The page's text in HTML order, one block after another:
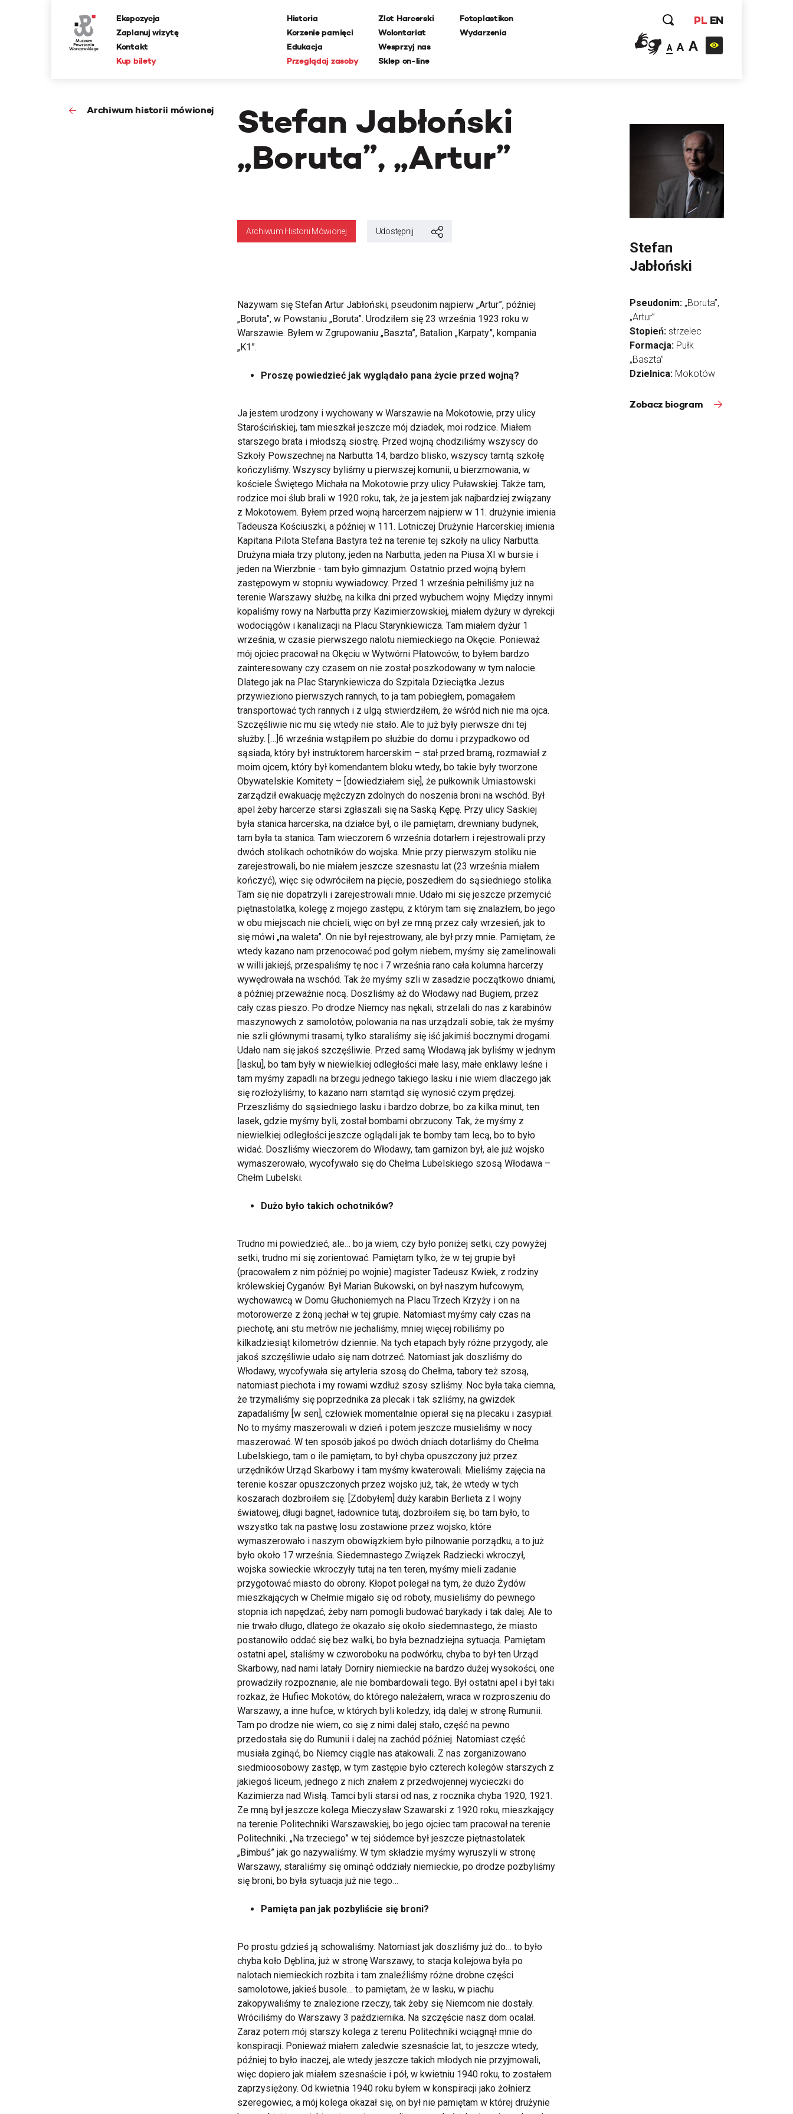
Ekspozycja
Zaplanuj wizytę
Kontakt
Kup bilety
Historia
Korzenie pamięci
Edukacja
Przeglądaj zasoby
Zlot Harcerski
Wolontariat
Wesprzyj nas
Sklep on-line
Fotoplastikon
Wydarzenia
PL EN
A A A
Archiwum historii mówionej
Stefan Jabłoński
„Boruta”, „Artur”
Archiwum Historii Mówionej Udostępnij
Nazywam się Stefan Artur Jabłoński, pseudonim najpierw „Artur”, później
„Boruta”, w Powstaniu „Boruta”. Urodziłem się 23 września 1923 roku w
Warszawie. Byłem w Zgrupowaniu „Baszta”, Batalion „Karpaty”, kompania
„K1”.
Proszę powiedzieć jak wyglądało pana życie przed wojną?
Ja jestem urodzony i wychowany w Warszawie na Mokotowie, przy ulicy
Starościńskiej, tam mieszkał jeszcze mój dziadek, moi rodzice. Miałem
starszego brata i młodszą siostrę. Przed wojną chodziliśmy wszyscy do
Szkoły Powszechnej na Narbutta 14, bardzo blisko, wszyscy tamtą szkołę
kończyliśmy. Wszyscy byliśmy u pierwszej komunii, u bierzmowania, w
kościele Świętego Michała na Mokotowie przy ulicy Puławskiej. Także tam,
rodzice moi ślub brali w 1920 roku, tak, że ja jestem jak najbardziej związany
z Mokotowem. Byłem przed wojną harcerzem najpierw w 11. drużynie imienia
Tadeusza Kościuszki, a później w 111. Lotniczej Drużynie Harcerskiej imienia
Kapitana Pilota Stefana Bastyra też na terenie tej szkoły na ulicy Narbutta.
Drużyna miała trzy plutony, jeden na Narbutta, jeden na Piusa XI w bursie i
jeden na Wierzbnie - tam było gimnazjum. Ostatnio przed wojną byłem
zastępowym w stopniu wywiadowcy. Przed 1 września pełniliśmy już na
terenie Warszawy służbę, na kilka dni przed wybuchem wojny. Między innymi
kopaliśmy rowy na Narbutta przy Kazimierzowskiej, miałem dyżury w dyrekcji
wodociągów i kanalizacji na Placu Starynkiewicza. Tam miałem dyżur 1
września, w czasie pierwszego nalotu niemieckiego na Okęcie. Ponieważ
mój ojciec pracował na Okęciu w Wytwórni Płatowców, to byłem bardzo
zainteresowany czy czasem on nie został poszkodowany w tym nalocie.
Dlatego jak na Plac Starynkiewicza do Szpitala Dzieciątka Jezus
przywieziono pierwszych rannych, to ja tam pobiegłem, pomagałem
transportować tych rannych i z ulgą stwierdziłem, że wśród nich nie ma ojca.
Szczęśliwie nic mu się wtedy nie stało. Ale to już były pierwsze dni tej
służby. […]6 września wstąpiłem po służbie do domu i przypadkowo od
sąsiada, który był instruktorem harcerskim – stał przed bramą, rozmawiał z
moim ojcem, który był komendantem bloku wtedy, bo takie były tworzone
Obywatelskie Komitety – [dowiedziałem się], że pułkownik Umiastowski
zarządził ewakuację mężczyzn zdolnych do noszenia broni na wschód. Był
apel żeby harcerze starsi zgłaszali się na Saską Kępę. Przy ulicy Saskiej
była stanica harcerska, na działce był, o ile pamiętam, drewniany budynek,
tam była ta stanica. Tam wieczorem 6 września dotarłem i rejestrowali przy
dwóch stolikach ochotników do wojska. Mnie przy pierwszym stoliku nie
zarejestrowali, bo nie miałem jeszcze szesnastu lat (23 września miałem
kończyć), więc się odwróciłem na pięcie, poszedłem do sąsiedniego stolika.
Tam się nie dopatrzyli i zarejestrowali mnie. Udało mi się jeszcze przemycić
piętnastolatka, kolegę z mojego zastępu, z którym tam się znalazłem, bo jego
w obu miejscach nie chcieli, więc on był ze mną przez cały wrzesień, jak to
się mówi „na waleta”. On nie był rejestrowany, ale był przy mnie. Pamiętam, że
wtedy kazano nam przenocować pod gołym niebem, myśmy się zamelinowali
w willi jakiejś, przespaliśmy tę noc i 7 września rano cała kolumna harcerzy
wywędrowała na wschód. Tak że myśmy szli w zasadzie początkowo dniami,
a później przeważnie nocą. Doszliśmy aż do Włodawy nad Bugiem, przez
cały czas pieszo. Po drodze Niemcy nas nękali, strzelali do nas z karabinów
maszynowych z samolotów, polowania na nas urządzali sobie, tak że myśmy
nie szli głównymi trasami, tylko staraliśmy się iść jakimiś bocznymi drogami.
Udało nam się jakoś szczęśliwie. Przed samą Włodawą jak byliśmy w jednym
[lasku], bo tam były w niewielkiej odległości małe lasy, małe enklawy leśne i
tam myśmy zapadli na brzegu jednego takiego lasku i nie wiem dlaczego jak
się rozłożyliśmy, to kazano nam stamtąd się wynosić czym prędzej.
Przeszliśmy do sąsiedniego lasku i bardzo dobrze, bo za kilka minut, ten
lasek, gdzie myśmy byli, został bombami obrzucony. Tak, że myśmy z
niewielkiej odległości jeszcze oglądali jak te bomby tam lecą, bo to było
widać. Doszliśmy wieczorem do Włodawy, tam garnizon był, ale już wojsko
wymaszerowało, wycofywało się do Chełma Lubelskiego szosą Włodawa –
Chełm Lubelski.
Dużo było takich ochotników?
Trudno mi powiedzieć, ale… bo ja wiem, czy było poniżej setki, czy powyżej
setki, trudno mi się zorientować. Pamiętam tylko, że w tej grupie był
(pracowałem z nim później po wojnie) magister Tadeusz Kwiek, z rodziny
królewskiej Cyganów. Był Marian Bukowski, on był naszym hufcowym,
wychowawcą w Domu Głuchoniemych na Placu Trzech Krzyży i on na
motorowerze z żoną jechał w tej grupie. Natomiast myśmy cały czas na
piechotę, ani stu metrów nie jechaliśmy, mniej więcej robiliśmy po
kilkadziesiąt kilometrów dziennie. Na tych etapach były różne przygody, ale
jakoś szczęśliwie udało się nam dotrzeć. Natomiast jak doszliśmy do
Włodawy, wycofywała się artyleria szosą do Chełma, tabory też szosą,
natomiast piechota i my rowami wzdłuż szosy szliśmy. Noc była taka ciemna,
że trzymaliśmy się poprzednika za plecak i tak szliśmy, na gwizdek
zapadaliśmy [w sen], człowiek momentalnie opierał się na plecaku i zasypiał.
No to myśmy maszerowali w dzień i potem jeszcze musieliśmy w nocy
maszerować. W ten sposób jakoś po dwóch dniach dotarliśmy do Chełma
Lubelskiego, tam o ile pamiętam, to był chyba opuszczony już przez
urzędników Urząd Skarbowy i tam myśmy kwaterowali. Mieliśmy zajęcia na
terenie koszar opuszczonych przez wojsko już, tak, że wtedy w tych
koszarach dozbroiłem się. [Zdobyłem] duży karabin Berlieta z I wojny
światowej, długi bagnet, ładownice tutaj, dozbroiłem się, bo tam było, to
wszystko tak na pastwę losu zostawione przez wojsko, które
wymaszerowało i naszym obowiązkiem było pilnowanie porządku, a to już
było około 17 września. Siedemnastego Związek Radziecki wkroczył,
wojska sowieckie wkroczyły tutaj na ten teren, myśmy mieli zadanie
przygotować miasto do obrony. Kłopot polegał na tym, że dużo Żydów
mieszkających w Chełmie migało się od roboty, musieliśmy do pewnego
stopnia ich napędzać, żeby nam pomogli budować barykady i tak dalej. Ale to
nie trwało długo, dlatego że okazało się około siedemnastego, że miasto
postanowiło oddać się bez walki, bo była beznadziejna sytuacja. Pamiętam
ostatni apel, staliśmy w czworoboku na podwórku, chyba to był ten Urząd
Skarbowy, nad nami latały Dorniry niemieckie na bardzo dużej wysokości, one
prowadziły rozpoznanie, ale nie bombardowali tego. Był ostatni apel i był taki
rozkaz, że Hufiec Mokotów, do którego należałem, wraca w rozproszeniu do
Warszawy, a inne hufce, w których byli koledzy, idą dalej w stronę Rumunii.
Tam po drodze nie wiem, co się z nimi dalej stało, część na pewno
przedostała się do Rumunii i dalej na zachód później. Natomiast część
musiała zginąć, bo Niemcy ciągle nas atakowali. Z nas zorganizowano
siedmioosobowy zastęp, w tym zastępie było czterech kolegów starszych z
jakiegoś liceum, jednego z nich znałem z przedwojennej wycieczki do
Kazimierza nad Wisłą. Tamci byli starsi od nas, z rocznika chyba 1920, 1921.
Ze mną był jeszcze kolega Mieczysław Szawarski z 1920 roku, mieszkający
na terenie Politechniki Warszawskiej, bo jego ojciec tam pracował na terenie
Politechniki. „Na trzeciego” w tej siódemce był jeszcze piętnastolatek
„Bimbuś” jak go nazywaliśmy. W tym składzie myśmy wyruszyli w stronę
Warszawy, staraliśmy się ominąć oddziały niemieckie, po drodze pozbyliśmy
się broni, bo była sytuacja już nie tego…
Pamięta pan jak pozbyliście się broni?
Po prostu gdzieś ją schowaliśmy. Natomiast jak doszliśmy już do… to było
chyba koło Dęblina, już w stronę Warszawy, to stacja kolejowa była po
nalotach niemieckich rozbita i tam znaleźliśmy różne drobne części
samolotowe, jakieś busole… to pamiętam, że w lasku, w piachu
zakopywaliśmy te znalezione rzeczy, tak żeby się Niemcom nie dostały.
Wróciliśmy do Warszawy 3 października. Na szczęście nasz dom ocalał.
Zaraz potem mój starszy kolega z terenu Politechniki wciągnął mnie do
konspiracji. Ponieważ miałem zaledwie szesnaście lat, to jeszcze wtedy,
później to było inaczej, ale wtedy jeszcze takich młodych nie przyjmowali,
więc dopiero jak miałem szesnaście i pół, w kwietniu 1940 roku, to zostałem
zaprzysiężony. Od kwietnia 1940 roku byłem w konspiracji jako żołnierz
szeregowiec, a mój kolega okazał się, on był nie pamiętam w której drużynie
Stefan
Jabłoński
Pseudonim: „Boruta”,
„Artur”
Stopień: strzelec
Formacja: Pułk
„Baszta”
Dzielnica: Mokotów
Zobacz biogram